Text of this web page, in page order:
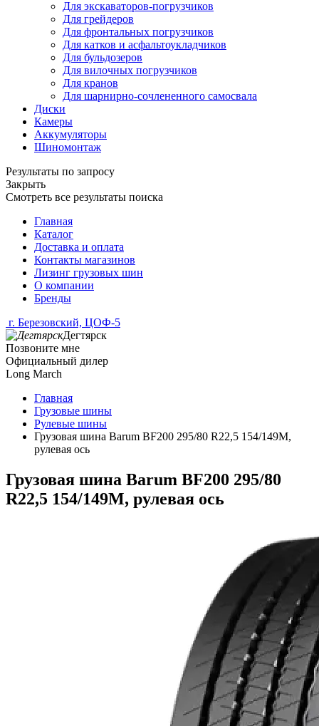
Для экскаваторов-погрузчиков
Для грейдеров
Для фронтальных погрузчиков
Для катков и асфальтоукладчиков
Для бульдозеров
Для вилочных погрузчиков
Для кранов
Для шарнирно-сочлененного самосвала
Диски
Камеры
Аккумуляторы
Шиномонтаж
Результаты по запросу
Закрыть
Смотреть все результаты поиска
Главная
Каталог
Доставка и оплата
Контакты магазинов
Лизинг грузовых шин
О компании
Бренды
г. Березовский, ЦОФ-5
Дегтярск
Позвоните мне
Официальный дилер
Long March
Главная
Грузовые шины
Рулевые шины
Грузовая шина Barum BF200 295/80 R22,5 154/149M,
рулевая ось
Грузовая шина Barum BF200 295/80
R22,5 154/149M, рулевая ось